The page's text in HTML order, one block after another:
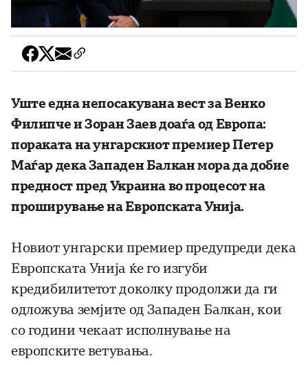
Уште една непосакувана вест за Венко
Филипче и Зоран Заев доаѓа од Европа:
пораката на унгарскиот премиер Петер
Маѓар дека Западен Балкан мора да добие
предност пред Украина во процесот на
проширување на Европската Унија.
Новиот унгарски премиер предупреди дека
Европската Унија ќе го изгуби
кредибилитетот доколку продолжи да ги
одложува земјите од Западен Балкан, кои
со години чекаат исполнување на
европските ветувања.